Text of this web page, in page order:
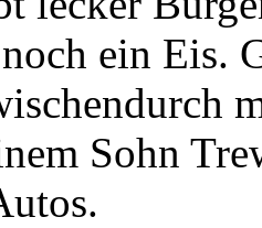
ein Eis.
Sohn